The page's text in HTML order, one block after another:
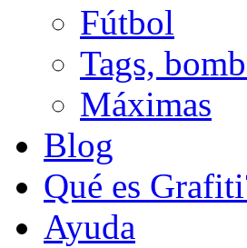
Fútbol
Tags,
Máximas
Blog
Qué es
Ayuda